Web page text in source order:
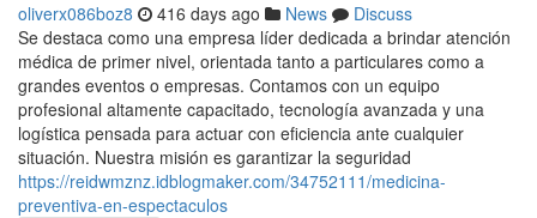
oliverx086boz8 416 days ago News
Discuss
Se destaca como una empresa líder dedicada a brindar atención
médica de primer nivel, orientada tanto a particulares como a
grandes eventos o empresas. Contamos con un equipo
profesional altamente capacitado, tecnología avanzada y una
logística pensada para actuar con eficiencia ante cualquier
situación. Nuestra misión es garantizar la seguridad
https://reidwmznz.idblogmaker.com/34752111/medicina-
preventiva-en-espectaculos